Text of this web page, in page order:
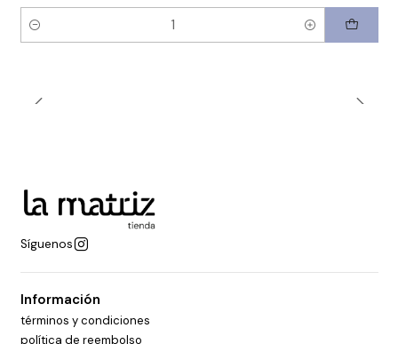
Cantidad
Síguenos
Información
términos y condiciones
política de reembolso